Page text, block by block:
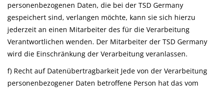
personenbezogenen Daten, die bei der TSD Germany
gespeichert sind, verlangen möchte, kann sie sich hierzu
jederzeit an einen Mitarbeiter des für die Verarbeitung
Verantwortlichen wenden. Der Mitarbeiter der TSD Germany
wird die Einschränkung der Verarbeitung veranlassen.
f) Recht auf Datenübertragbarkeit Jede von der Verarbeitung
personenbezogener Daten betroffene Person hat das vom